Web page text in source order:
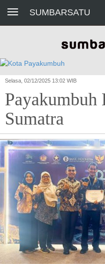
Toggle navigationSUMBARSATU
Selasa, 02/12/2025 13:02 WIB
Payakumbuh
Sumatra